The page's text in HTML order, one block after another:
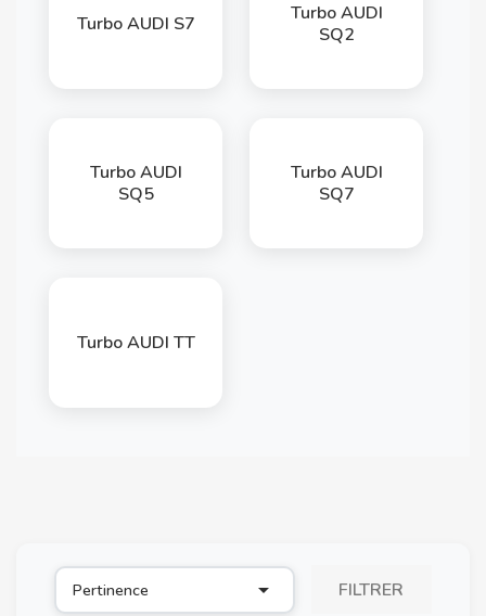
Turbo AUDI S7
Turbo AUDI
SQ2
Turbo AUDI
SQ5
Turbo AUDI
SQ7
Turbo AUDI TT
Pertinence  FILTRER